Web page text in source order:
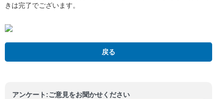
きは完了でございます。
戻る
アンケート:ご意見をお聞かせください